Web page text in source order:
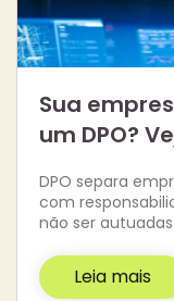
Sua
um DPO?
DPO separa
com
não ser
Leia mais